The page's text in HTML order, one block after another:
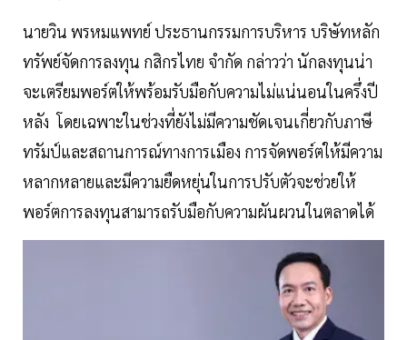
นายวิน พรหมแพทย์ ประธานกรรมการบริหาร บริษัทหลัก
ทรัพย์จัดการลงทุน กสิกรไทย จำกัด กล่าวว่า นักลงทุนน่า
จะเตรียมพอร์ตให้พร้อมรับมือกับความไม่แน่นอนในครึ่งปี
หลัง โดยเฉพาะในช่วงที่ยังไม่มีความชัดเจนเกี่ยวกับภาษี
ทรัมป์และสถานการณ์ทางการเมือง การจัดพอร์ตให้มีความ
หลากหลายและมีความยืดหยุ่นในการปรับตัวจะช่วยให้
พอร์ตการลงทุนสามารถรับมือกับความผันผวนในตลาดได้